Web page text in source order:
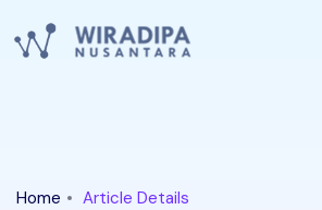
Home Article Details